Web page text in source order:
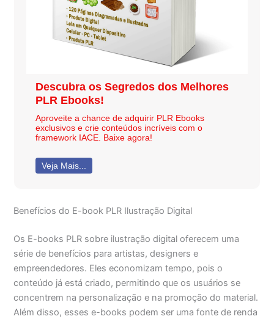
Descubra os Segredos dos Melhores
PLR Ebooks!
Aproveite a chance de adquirir PLR Ebooks
exclusivos e crie conteúdos incríveis com o
framework IACE. Baixe agora!
Veja Mais...
Benefícios do E-book PLR Ilustração Digital
Os E-books PLR sobre ilustração digital oferecem uma
série de benefícios para artistas, designers e
empreendedores. Eles economizam tempo, pois o
conteúdo já está criado, permitindo que os usuários se
concentrem na personalização e na promoção do material.
Além disso, esses e-books podem ser uma fonte de renda